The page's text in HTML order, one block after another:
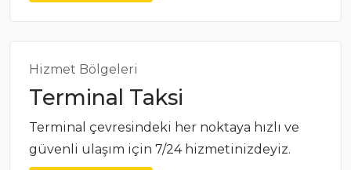
Hizmet Bölgeleri
Terminal Taksi
Terminal çevresindeki her noktaya hızlı ve
güvenli ulaşım için 7/24 hizmetinizdeyiz.